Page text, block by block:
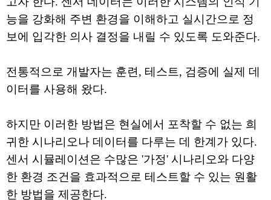
능을 강화해 주변 환경을 이해하고 실시간으로 정
보에 입각한 의사 결정을 내릴 수 있도록 도와준다.
전통적으로 개발자는 훈련, 테스트, 검증에 실제 데
이터를 사용해 왔다.
하지만 이러한 방법은 현실에서 포착할 수 없는 희
귀한 시나리오나 데이터를 다루는 데 한계가 있다.
센서 시뮬레이션은 수많은 '가정' 시나리오와 다양
한 환경 조건을 효과적으로 테스트할 수 있는 원활
한 방법을 제공한다.